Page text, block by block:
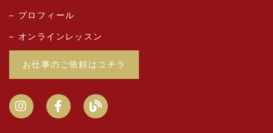
プロフィール
オンラインレッスン
お仕事のご依頼はコチラ